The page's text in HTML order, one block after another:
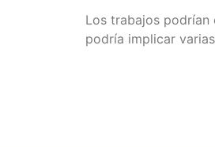
Los trabajos podrían
podría implicar